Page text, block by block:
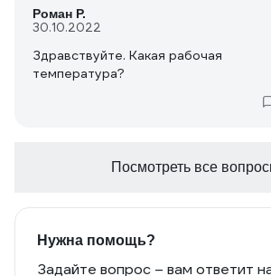
Роман Р.
30.10.2022
Здравствуйте. Какая рабочая
температура?
Посмотреть все
Нужна помощь?
Задайте вопрос – вам ответит